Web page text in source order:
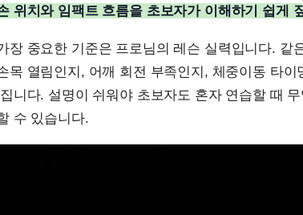
위치와 임팩트 흐름을 초보자가 이해하기 쉽게
장 중요한 기준은 프로님의 레슨 실력입니다. 같
목 열림인지, 어깨 회전 부족인지, 체중이동 타이
니다. 설명이 쉬워야 초보자도 혼자 연습할 때
수 있습니다.